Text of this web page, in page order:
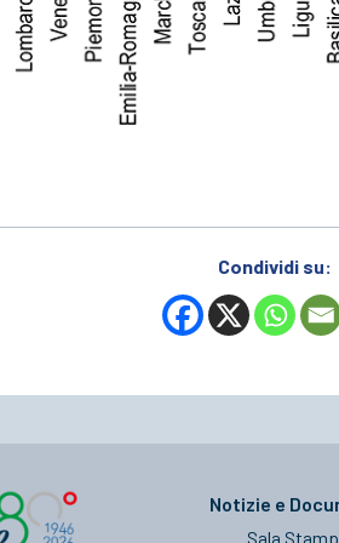
Condividi su:
Notizie e
Sala